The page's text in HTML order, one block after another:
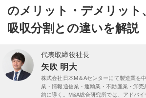
のメリット・デメリット
吸収分割との違いを解説
代表取締役社長
矢吹 明大
株式会社日本M＆Aセンターにて製造業を
業・情報通信業・運輸業・不動産業・卸
約に導く。M&A総合研究所では、アドバ